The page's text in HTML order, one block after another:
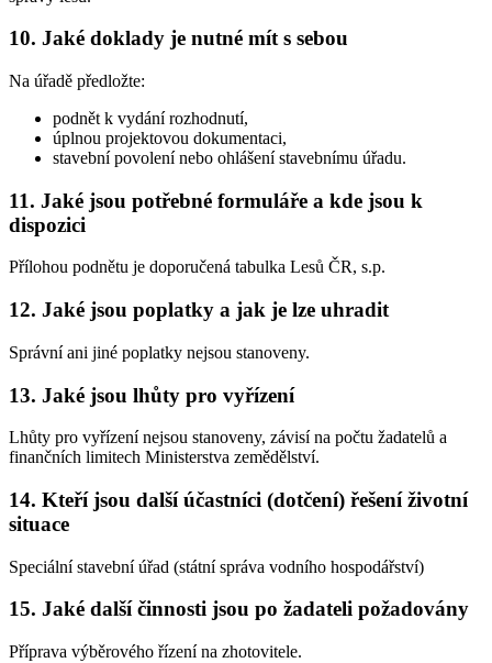
10. Jaké doklady je nutné mít s sebou
Na úřadě předložte:
podnět k vydání rozhodnutí,
úplnou projektovou dokumentaci,
stavební povolení nebo ohlášení stavebnímu úřadu.
11. Jaké jsou potřebné formuláře a kde jsou k
dispozici
Přílohou podnětu je doporučená tabulka Lesů ČR, s.p.
12. Jaké jsou poplatky a jak je lze uhradit
Správní ani jiné poplatky nejsou stanoveny.
13. Jaké jsou lhůty pro vyřízení
Lhůty pro vyřízení nejsou stanoveny, závisí na počtu žadatelů a
finančních limitech Ministerstva zemědělství.
14. Kteří jsou další účastníci (dotčení) řešení životní
situace
Speciální stavební úřad (státní správa vodního hospodářství)
15. Jaké další činnosti jsou po žadateli požadovány
Příprava výběrového řízení na zhotovitele.